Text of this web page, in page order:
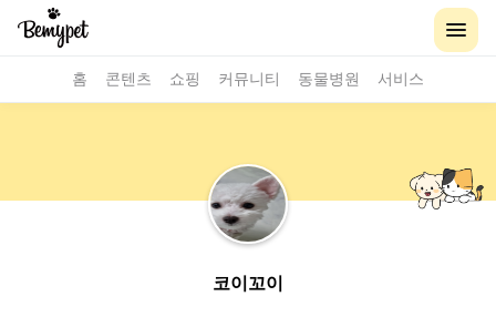
홈 콘텐츠 쇼핑 커뮤니티 동물병원 서비스
코이꼬이